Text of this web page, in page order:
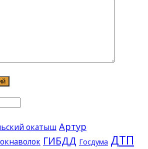
окатыш Артур
ГИБДД Госдума ДТП